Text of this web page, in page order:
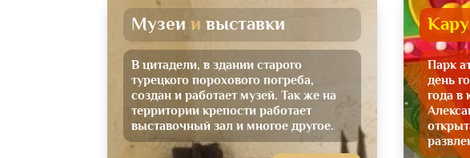
Музеи и выставки
В цитадели, в здании старого
турецкого порохового погреба,
создан и работает музей. Так же на
территории крепости работает
выставочный зал и многое другое.
Парк
день
года в